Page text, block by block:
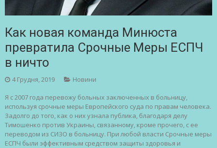
Как новая команда Минюста
превратила Срочные Меры ЕСПЧ
в ничто
4 Грудня, 2019 Новини
Я с 2007 года перевожу больных заключенных в больницу,
используя срочные меры Европейского суда по правам человека.
Задолго до того, как о них узнала публика, благодаря делу
Тимошенко против Украины, связанному, кроме прочего, с ее
переводом из СИЗО в больницу. При любой власти Срочные меры
ЕСПЧ были эффективным средством защиты здоровья и